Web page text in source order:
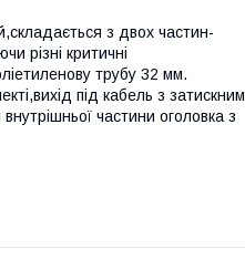
з двох частин-
різні критичні
трубу 32 мм.
під кабель з затискним
частини оголовка з